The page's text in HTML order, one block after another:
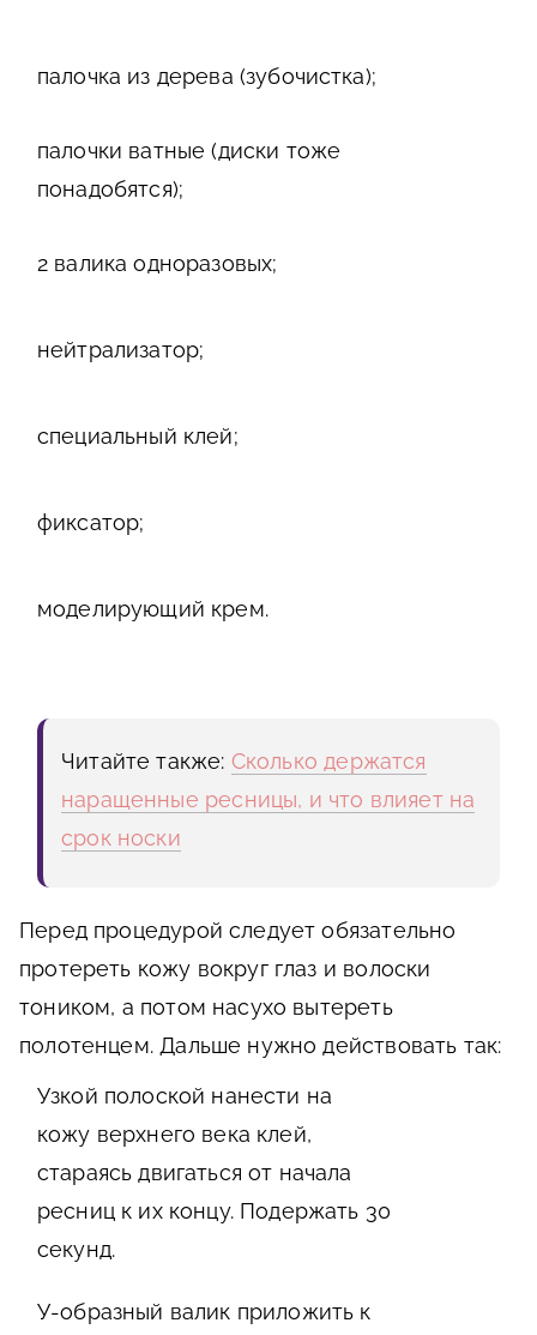
палочка из дерева (зубочистка);
палочки ватные (диски тоже
понадобятся);
2 валика одноразовых;
нейтрализатор;
специальный клей;
фиксатор;
моделирующий крем.
Читайте также: Сколько держатся
наращенные ресницы, и что влияет на
срок носки
Перед процедурой следует обязательно
протереть кожу вокруг глаз и волоски
тоником, а потом насухо вытереть
полотенцем. Дальше нужно действовать так:
Узкой полоской нанести на
кожу верхнего века клей,
стараясь двигаться от начала
ресниц к их концу. Подержать 30
секунд.
У-образный валик приложить к